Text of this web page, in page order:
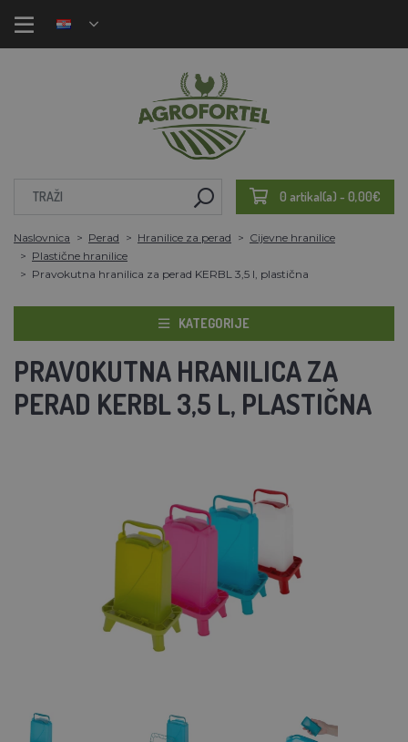
0 artikal(a) - 0,00€
Naslovnica Perad Hranilice za perad
Cijevne hranilice
Plastične hranilice
Pravokutna hranilica za perad KERBL 3,5 l, plastična
KATEGORIJE
PRAVOKUTNA HRANILICA ZA
PERAD KERBL 3,5 L, PLASTIČNA